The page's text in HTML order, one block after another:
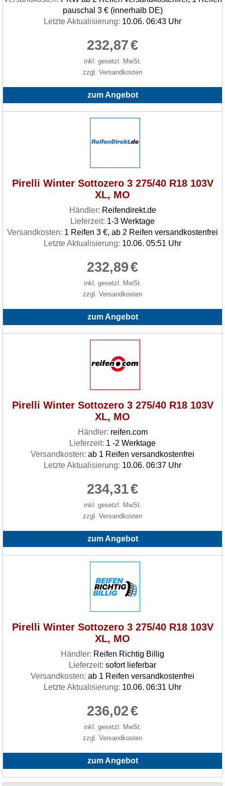
pauschal 3 € (innerhalb DE)
Letzte Aktualisierung: 10.06. 06:43 Uhr
232,87€
inkl. gesetzl. MwSt.
zzgl. Versandkosten
zum Angebot
Pirelli Winter Sottozero 3 275/40 R18 103V
XL, MO
Händler: Reifendirekt.de
Lieferzeit: 1-3 Werktage
Versandkosten: 1 Reifen 3 €, ab 2 Reifen versandkostenfrei
Letzte Aktualisierung: 10.06. 05:51 Uhr
232,89€
inkl. gesetzl. MwSt.
zzgl. Versandkosten
zum Angebot
Pirelli Winter Sottozero 3 275/40 R18 103V
XL, MO
Händler: reifen.com
Lieferzeit: 1 -2 Werktage
Versandkosten: ab 1 Reifen versandkostenfrei
Letzte Aktualisierung: 10.06. 06:37 Uhr
234,31€
inkl. gesetzl. MwSt.
zzgl. Versandkosten
zum Angebot
Pirelli Winter Sottozero 3 275/40 R18 103V
XL, MO
Händler: Reifen Richtig Billig
Lieferzeit: sofort lieferbar
Versandkosten: ab 1 Reifen versandkostenfrei
Letzte Aktualisierung: 10.06. 06:31 Uhr
236,02€
inkl. gesetzl. MwSt.
zzgl. Versandkosten
zum Angebot